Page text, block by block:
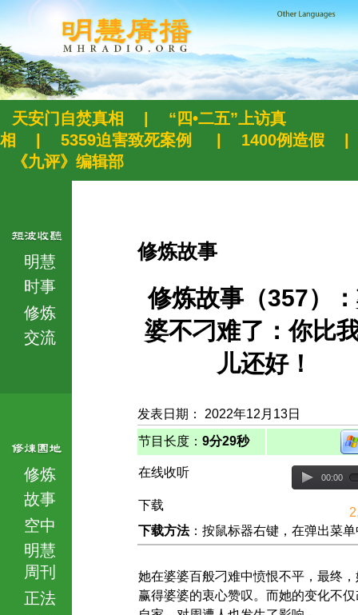
天安门自焚真相
“四•二五”上访真
相
5359迫害致死案例 1400例造假
《九评》编辑部
明慧
时事
修炼
交流
修炼
故事
空中
明慧
周刊
正法
修炼故事
修炼故事（357）
婆不刁难了：你比
儿还好！
发表日期： 2022年12月13日
节目长度： 9分29秒
在线收听 00:00
下载
下载方法：按鼠标器右键，在弹出菜
她在婆婆百般刁难中愤恨不平，最终
赢得婆婆的衷心赞叹。而她的变化不